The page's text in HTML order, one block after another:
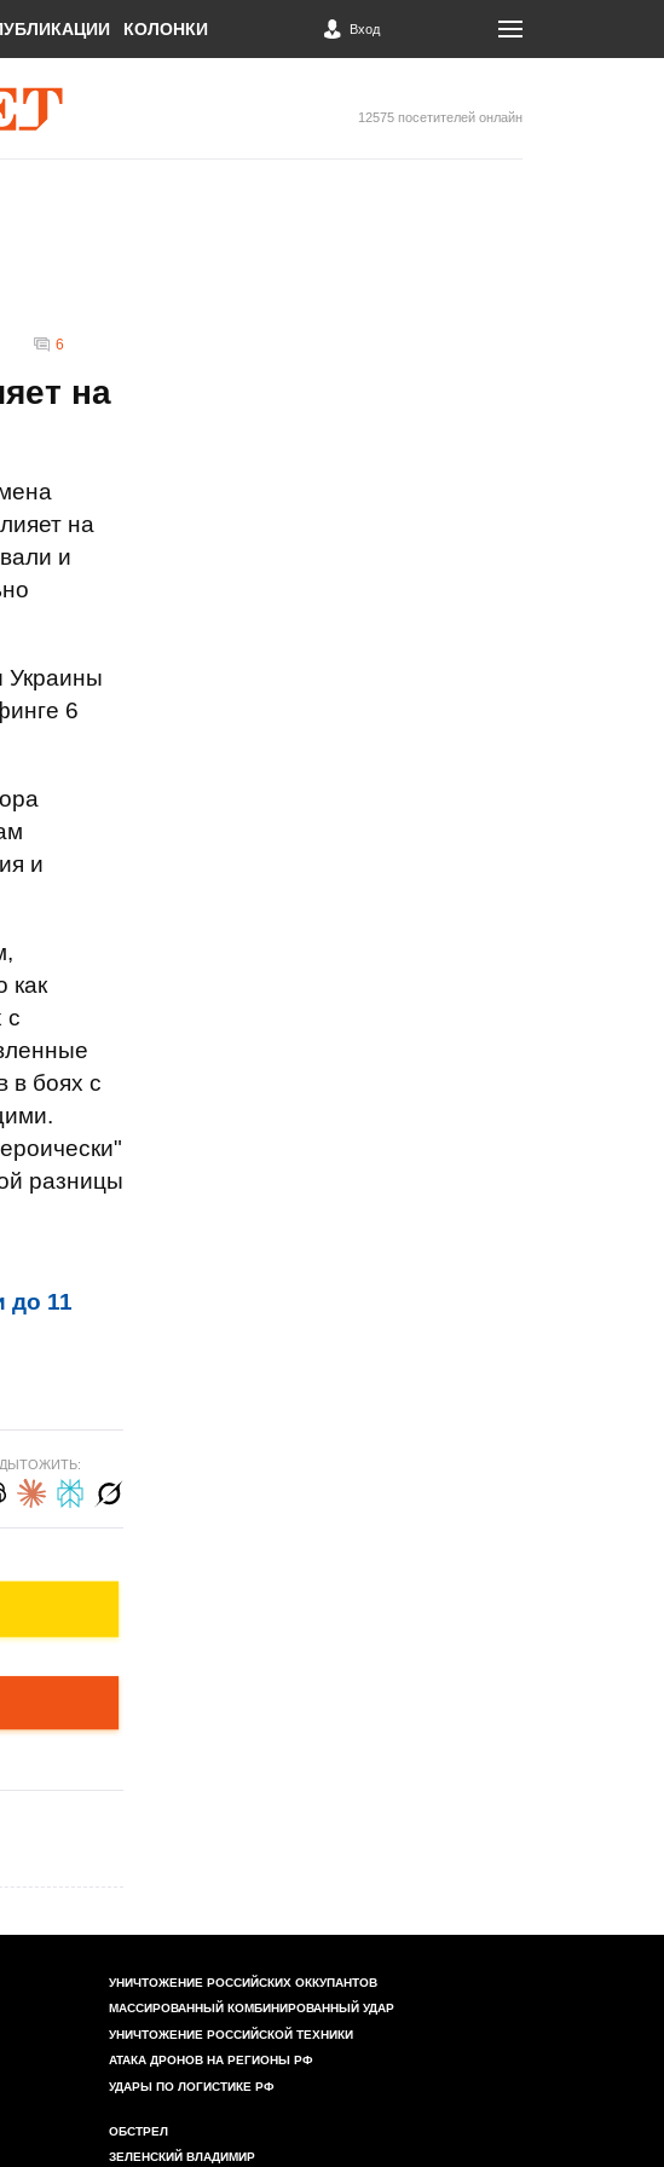
КОЛОНКИ Вход
12575 посетителей онлайн
6
на
на
и
Украины
6
и
как
с
в боях с
разницы
до 11
УНИЧТОЖЕНИЕ РОССИЙСКИХ ОККУПАНТОВ
МАССИРОВАННЫЙ КОМБИНИРОВАННЫЙ УДАР
УНИЧТОЖЕНИЕ РОССИЙСКОЙ ТЕХНИКИ
АТАКА ДРОНОВ НА РЕГИОНЫ РФ
УДАРЫ ПО ЛОГИСТИКЕ РФ
ОБСТРЕЛ
ЗЕЛЕНСКИЙ ВЛАДИМИР